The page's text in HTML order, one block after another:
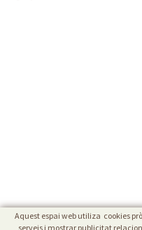
Aquest espai web utiliza cookies
serveis i mostrar publicitat